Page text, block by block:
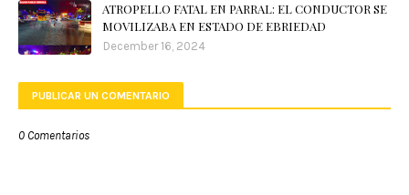
ATROPELLO FATAL EN PARRAL: EL CONDUCTOR SE
MOVILIZABA EN ESTADO DE EBRIEDAD
December 16, 2024
PUBLICAR UN COMENTARIO
0 Comentarios